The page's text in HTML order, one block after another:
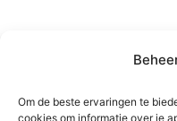
Om de beste ervaringen te
cookies om informatie over je
Disclaimer